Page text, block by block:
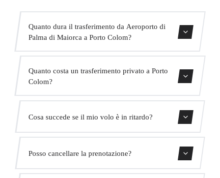
Quanto dura il trasferimento da Aeroporto di
Palma di Maiorca a Porto Colom?
Quanto costa un trasferimento privato a Porto
Colom?
prezzo fisso immediato. Senza costi nascosti.
Cosa succede se il mio volo è in ritardo?
adatterà automaticamente l'orario di ritiro senza costi
aggiuntivi.
Posso cancellare la prenotazione?